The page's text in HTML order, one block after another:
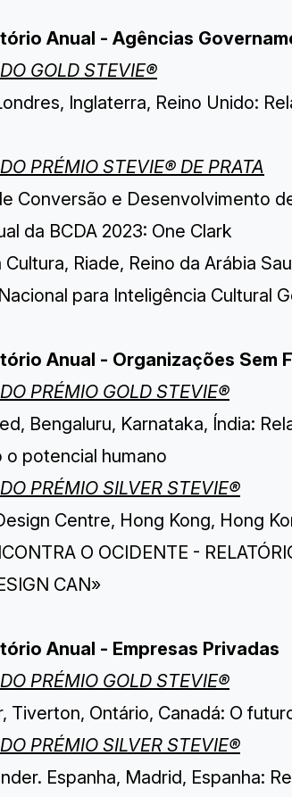
Anual - Agências
GOLD STEVIE®
Inglaterra, Reino Unido:
PRÉMIO STEVIE® DE PRATA
Conversão e Desenvolvimento
da BCDA 2023: One Clark
Riade, Reino da Arábia
para Inteligência Cultural
Anual - Organizações Sem
PRÉMIO GOLD STEVIE®
Bengaluru, Karnataka, Índia:
o potencial humano
PRÉMIO SILVER STEVIE®
Centre, Hong Kong, Hong
O OCIDENTE -
CAN»
Anual - Empresas Privadas
PRÉMIO GOLD STEVIE®
Tiverton, Ontário, Canadá: O
PRÉMIO SILVER STEVIE®
Espanha, Madrid, Espanha: